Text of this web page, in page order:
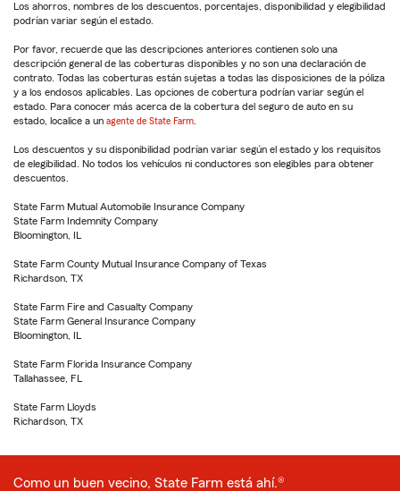
Los ahorros, nombres de los descuentos, porcentajes, disponibilidad y elegibilidad
podrían variar según el estado.
Por favor, recuerde que las descripciones anteriores contienen solo una
descripción general de las coberturas disponibles y no son una declaración de
contrato. Todas las coberturas están sujetas a todas las disposiciones de la póliza
y a los endosos aplicables. Las opciones de cobertura podrían variar según el
estado. Para conocer más acerca de la cobertura del seguro de auto en su
estado, localice a un agente de State Farm
Los descuentos y su disponibilidad podrían variar según el estado y los requisitos
de elegibilidad. No todos los vehículos ni conductores son elegibles para obtener
descuentos.
State Farm Mutual Automobile Insurance Company
State Farm Indemnity Company
Bloomington, IL
State Farm County Mutual Insurance Company of Texas
Richardson, TX
State Farm Fire and Casualty Company
State Farm General Insurance Company
Bloomington, IL
State Farm Florida Insurance Company
Tallahassee, FL
State Farm Lloyds
Richardson, TX
Como un buen vecino, State Farm está ahí.®